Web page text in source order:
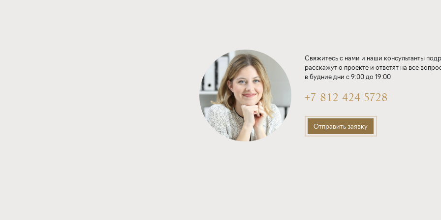
Свяжитесь с нами и наши консультанты
расскажут о проекте и ответят на все
в будние дни с 9:00 до 19:00
+7 812 424 5728
Отправить заявку